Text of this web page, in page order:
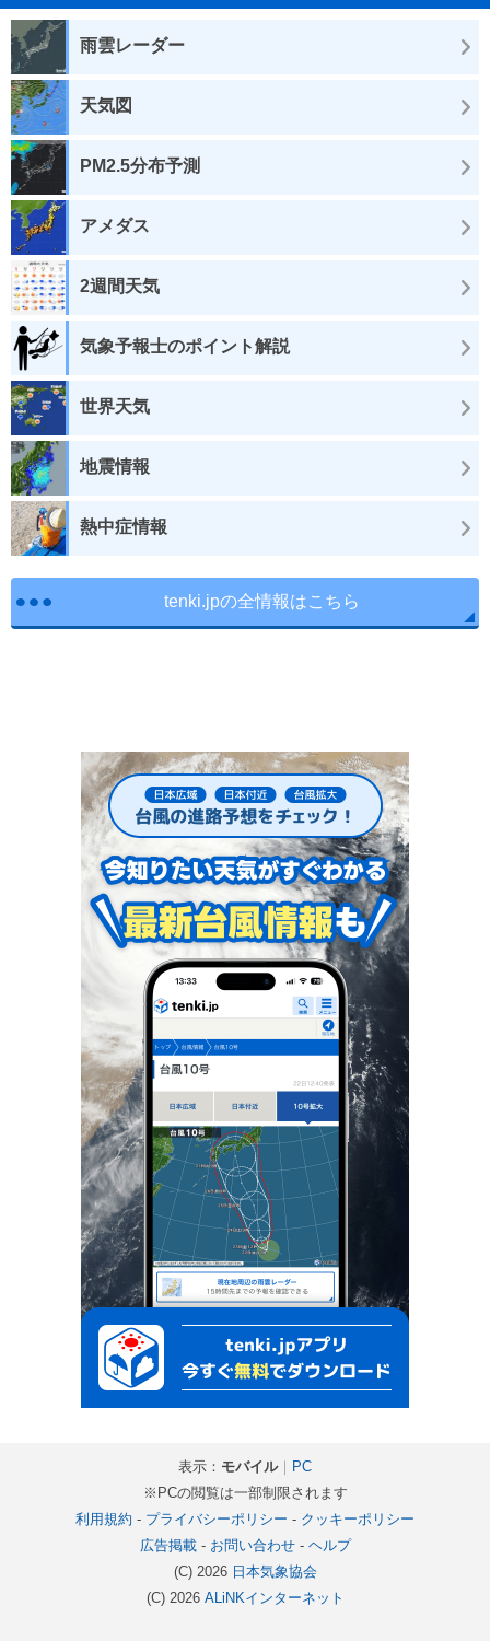
雨雲レーダー
天気図
PM2.5分布予測
アメダス
2週間天気
気象予報士のポイント解説
世界天気
地震情報
熱中症情報
tenki.jpの全情報はこちら
表示： モバイル｜ PC
※PCの閲覧は一部制限されます
利用規約 - プライバシーポリシー - クッキーポリシー
広告掲載- お問い合わせ- ヘルプ
(C) 2026 日本気象協会
(C) 2026 ALiNKインターネット